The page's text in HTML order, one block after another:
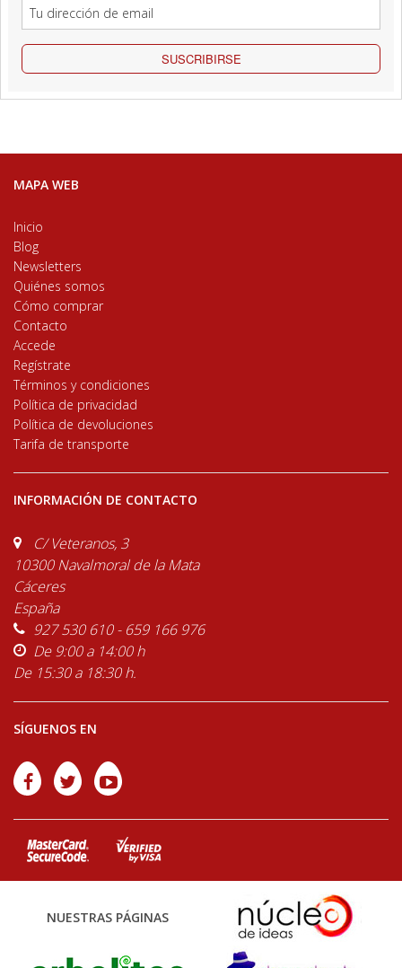
SUSCRIBIRSE
MAPA WEB
Inicio
Blog
Newsletters
Quiénes somos
Cómo comprar
Contacto
Accede
Regístrate
Términos y condiciones
Política de privacidad
Política de devoluciones
Tarifa de transporte
INFORMACIÓN DE CONTACTO
C/ Veteranos, 3
10300 Navalmoral de la Mata
Cáceres
España
927 530 610 - 659 166 976
De 9:00 a 14:00 h
De 15:30 a 18:30 h.
SÍGUENOS EN
NUESTRAS PÁGINAS